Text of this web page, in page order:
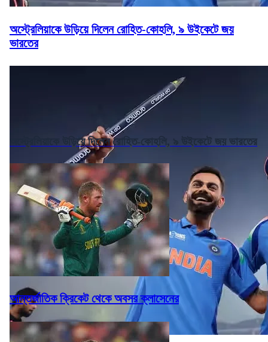
অস্ট্রেলিয়াকে উড়িয়ে দিলেন রোহিত-কোহলি, ৯ উইকেটে জয়
ভারতের
অস্ট্রেলিয়াকে উড়িয়ে দিলেন রোহিত-কোহলি, ৯ উইকেটে জয় ভারতের
আন্তর্জাতিক ক্রিকেট থেকে অবসর ক্লাসেনের